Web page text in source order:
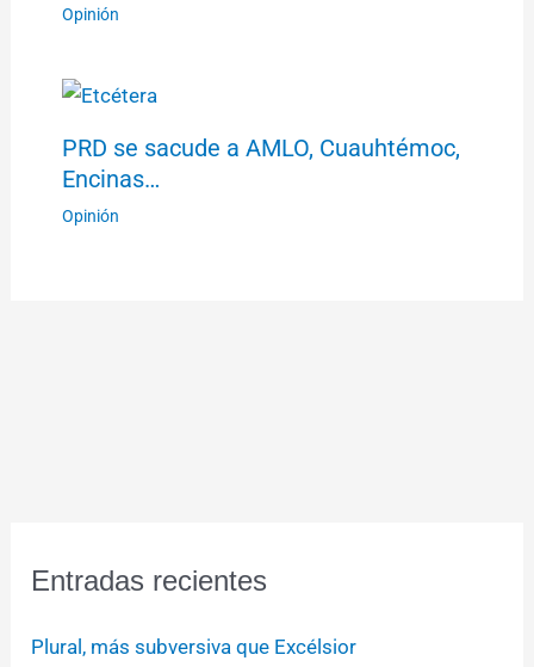
Opinión
PRD se sacude a AMLO, Cuauhtémoc,
Encinas…
Opinión
Entradas recientes
Plural, más subversiva que Excélsior